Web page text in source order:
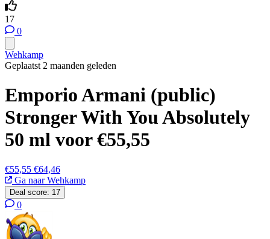
17
0
Wehkamp
Geplaatst 2 maanden geleden
Emporio Armani (public)
Stronger With You Absolutely
50 ml voor €55,55
€55,55 €64,46
Ga naar Wehkamp
Deal score: 17
0